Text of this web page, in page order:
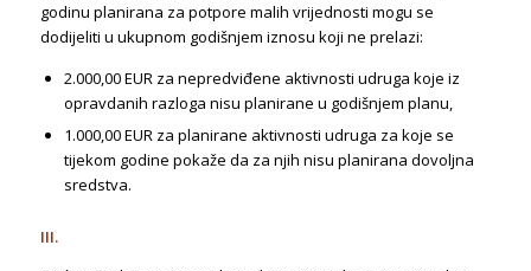
godinu planirana za potpore malih vrijednosti mogu se
dodijeliti u ukupnom godišnjem iznosu koji ne prelazi:
2.000,00 EUR za nepredviđene aktivnosti udruga koje iz
opravdanih razloga nisu planirane u godišnjem planu,
1.000,00 EUR za planirane aktivnosti udruga za koje se
tijekom godine pokaže da za njih nisu planirana dovoljna
sredstva.
III.